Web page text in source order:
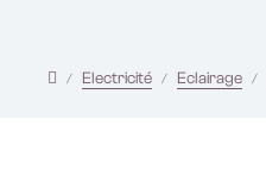
Electricité Eclairage